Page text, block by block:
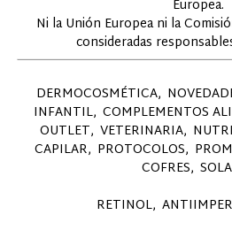
Europea.
Ni la Unión Europea ni la
consideradas
DERMOCOSMÉTICA
INFANTIL COMPLEMENTOS
OUTLET VETERINARIA
CAPILAR PROTOCOLOS
COFRES
RETINOL